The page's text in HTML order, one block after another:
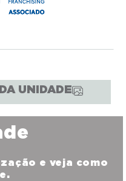
UNIDADE
e veja como